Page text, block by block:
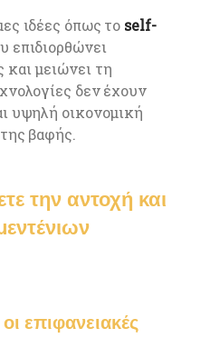
ιδέες όπως το self-
επιδιορθώνει
μειώνει τη
δεν έχουν
υψηλή οικονομική
βαφής.
την αντοχή και
επιφανειακές